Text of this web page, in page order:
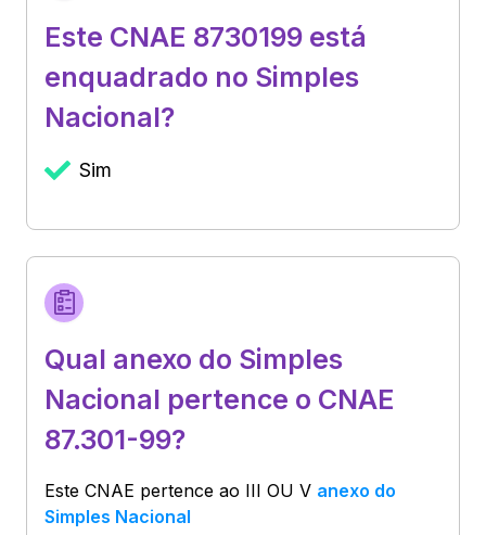
Este CNAE 8730199 está
enquadrado no Simples
Nacional?
Sim
Qual anexo do Simples
Nacional pertence o CNAE
87.301-99?
Este CNAE pertence ao III OU V anexo do
Simples Nacional